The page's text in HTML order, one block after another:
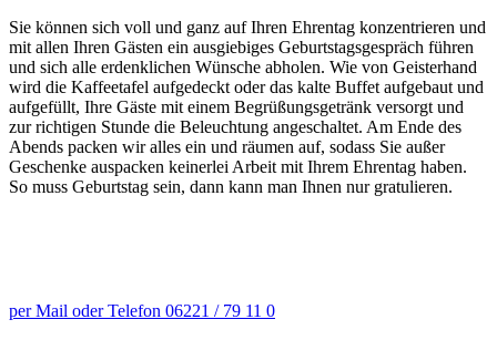
Sie können sich voll und ganz auf Ihren Ehrentag konzentrieren und
mit allen Ihren Gästen ein ausgiebiges Geburtstagsgespräch führen
und sich alle erdenklichen Wünsche abholen. Wie von Geisterhand
wird die Kaffeetafel aufgedeckt oder das kalte Buffet aufgebaut und
aufgefüllt, Ihre Gäste mit einem Begrüßungsgetränk versorgt und
zur richtigen Stunde die Beleuchtung angeschaltet. Am Ende des
Abends packen wir alles ein und räumen auf, sodass Sie außer
Geschenke auspacken keinerlei Arbeit mit Ihrem Ehrentag haben.
So muss Geburtstag sein, dann kann man Ihnen nur gratulieren.
per Mail oder Telefon 06221 / 79 11 0